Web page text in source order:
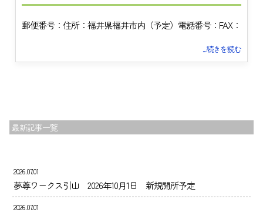
郵便番号：住所：福井県福井市内（予定）電話番号：FAX：
...続きを読む
最新記事一覧
2026.07.01
夢尊ワークス引山 2026年10月1日 新規開所予定
2026.07.01